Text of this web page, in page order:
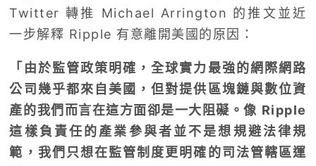
Twitter 轉推 Michael Arrington 的推文並近
一步解釋 Ripple 有意離開美國的原因：
「由於監管政策明確，全球實力最強的網際網路
公司幾乎都來自美國，但對提供區塊鏈與數位資
產的我們而言在這方面卻是一大阻礙。像 Ripple
這樣負責任的產業參與者並不是想規避法律規
範，我們只想在監管制度更明確的司法管轄區運